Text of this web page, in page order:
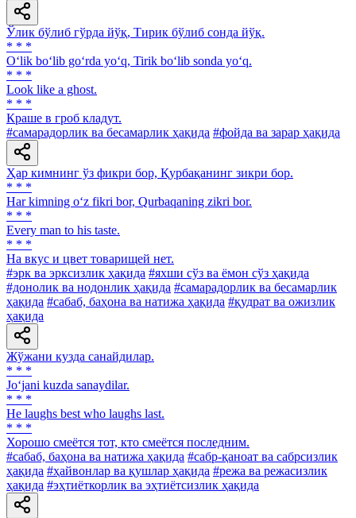
Ўлик бўлиб гўрда йўқ, Тирик бўлиб сонда йўқ.
* * *
O‘lik bo‘lib go‘rda yo‘q, Tirik bo‘lib sonda yo‘q.
* * *
Look like a ghost.
* * *
Краше в гроб кладут.
#самарадорлик ва бесамарлик ҳақида #фойда ва зарар ҳақида
Ҳар кимнинг ўз фикри бор, Қурбақанинг зикри бор.
* * *
Har kimning o‘z fikri bor, Qurbaqaning zikri bor.
* * *
Every man to his taste.
* * *
На вкус и цвет товарищей нет.
#эрк ва эрксизлик ҳақида #яхши сўз ва ёмон сўз ҳақида
#донолик ва нодонлик ҳақида #самарадорлик ва бесамарлик
ҳақида #сабаб, баҳона ва натижа ҳақида #қудрат ва ожизлик
ҳақида
Жўжани кузда санайдилар.
* * *
Jo‘jani kuzda sanaydilar.
* * *
He laughs best who laughs last.
* * *
Хорошо смеётся тот, кто смеётся последним.
#сабаб, баҳона ва натижа ҳақида #сабр-қаноат ва сабрсизлик
ҳақида #ҳайвонлар ва қушлар ҳақида #режа ва режасизлик
ҳақида #эҳтиёткорлик ва эҳтиётсизлик ҳақида